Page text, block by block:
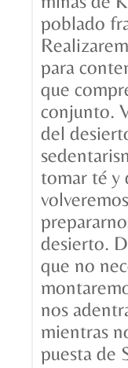
poblado
para
que
conjunto.
del
tomar té y
desierto.
que no
nos
mientras
puesta de